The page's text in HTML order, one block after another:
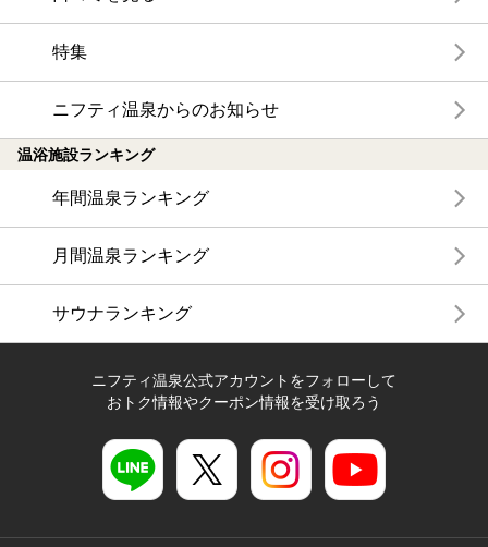
特集
ニフティ温泉からのお知らせ
温浴施設ランキング
年間温泉ランキング
月間温泉ランキング
サウナランキング
ニフティ温泉公式アカウントをフォローして
おトク情報やクーポン情報を受け取ろう